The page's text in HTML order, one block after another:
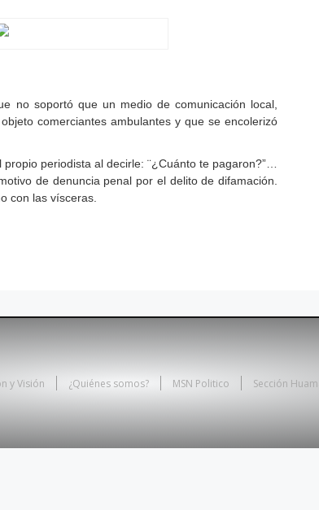
no soportó que un medio de comunicación local,
comerciantes ambulantes y que se encolerizó
periodista al decirle: ¨¿Cuánto te pagaron?”…
de denuncia penal por el delito de difamación.
con las vísceras.
y Visión ¿Quiénes somos? MSN Politico Sección